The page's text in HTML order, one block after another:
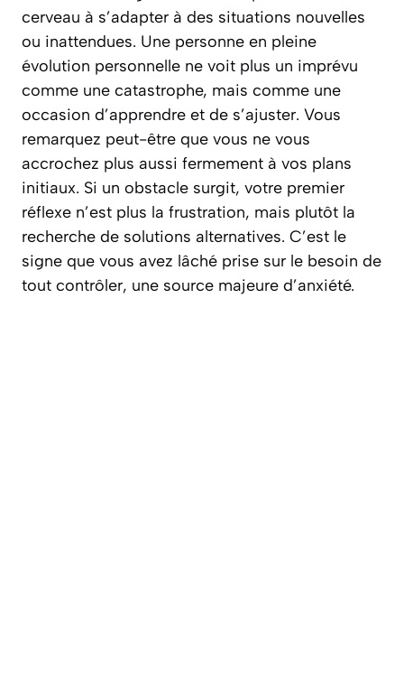
cerveau à s’adapter à des situations nouvelles
ou inattendues. Une personne en pleine
évolution personnelle ne voit plus un imprévu
comme une catastrophe, mais comme une
occasion d’apprendre et de s’ajuster. Vous
remarquez peut-être que vous ne vous
accrochez plus aussi fermement à vos plans
initiaux. Si un obstacle surgit, votre premier
réflexe n’est plus la frustration, mais plutôt la
recherche de solutions alternatives. C’est le
signe que vous avez lâché prise sur le besoin de
tout contrôler, une source majeure d’anxiété.